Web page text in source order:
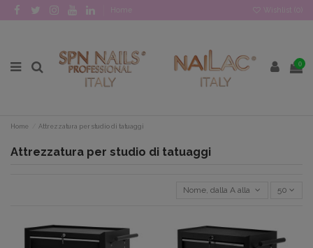
Home Wishlist (
0
Home Attrezzatura per studio di tatuaggi
Attrezzatura per studio di tatuaggi
Nome, dalla A alla Z 50